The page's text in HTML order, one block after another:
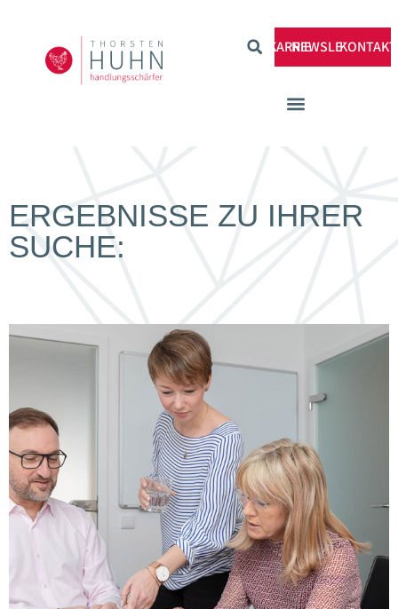
KARRIERE
NEWSLETTER
KONTAKT
ERGEBNISSE ZU IHRER
SUCHE: